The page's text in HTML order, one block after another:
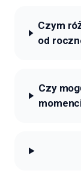
Czym
od
Czy